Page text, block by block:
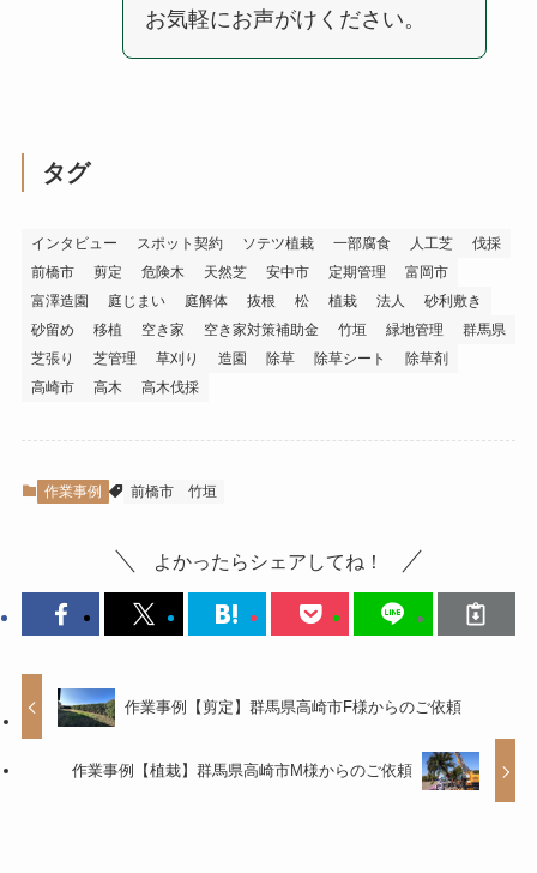
お気軽にお声がけください。
タグ
インタビュー スポット契約 ソテツ植栽 一部腐食 人工芝
伐採
前橋市
剪定 危険木 天然芝 安中市 定期管理
富岡市
富澤造園
庭じまい 庭解体 抜根 松 植栽 法人
砂利敷き
砂留め
移植 空き家 空き家対策補助金 竹垣 緑地管理
群馬県
芝張り
芝管理 草刈り 造園 除草 除草シート
除草剤
高崎市
高木 高木伐採
作業事例 前橋市 竹垣
よかったらシェアしてね！
作業事例【剪定】群馬県高崎市F様からのご依頼
作業事例【植栽】群馬県高崎市M様からのご依頼